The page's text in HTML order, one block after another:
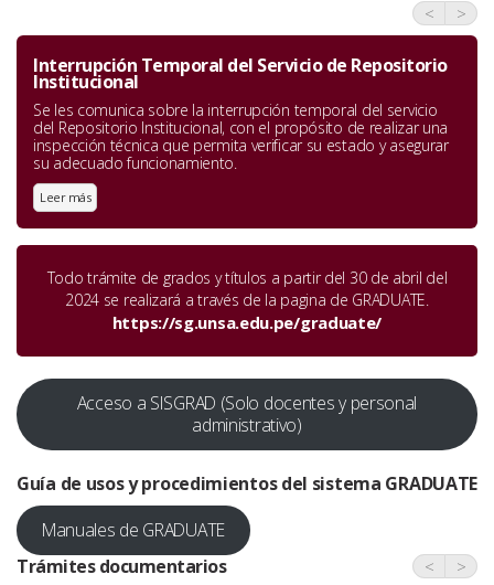
< >
Interrupción Temporal del Servicio de Repositorio
Institucional
Se les comunica sobre la interrupción temporal del servicio
del Repositorio Institucional, con el propósito de realizar una
inspección técnica que permita verificar su estado y asegurar
su adecuado funcionamiento.
Leer más
Todo trámite de grados y títulos a partir del 30 de abril del
2024 se realizará a través de la pagina de GRADUATE.
https://sg.unsa.edu.pe/graduate/
Acceso a SISGRAD (Solo docentes y personal
administrativo)
Guía de usos y procedimientos del sistema GRADUATE
Manuales de GRADUATE
Trámites documentarios
< >